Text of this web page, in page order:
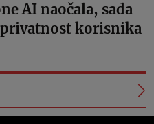
AI naočala, sada
privatnost korisnika